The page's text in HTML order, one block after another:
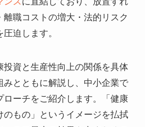
離職コストの増大・法的リスク
迫します。
投資と生産性向上の関係を具体
みとともに解説し、中小企業で
ローチをご紹介します。「健康
のもの」というイメージを払拭